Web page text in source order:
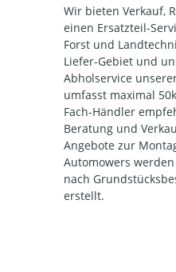
Wir bieten Verkauf,
einen Ersatzteil-
Forst und
Liefer-Gebiet und
Abholservice
umfasst maximal
Fach-Händler
Beratung und
Angebote zur
Automowers
nach
erstellt.